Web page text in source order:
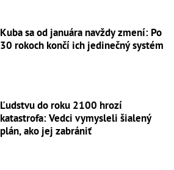
Kuba sa od januára navždy zmení: Po
30 rokoch končí ich jedinečný systém
Ľudstvu do roku 2100 hrozí
katastrofa: Vedci vymysleli šialený
plán, ako jej zabrániť